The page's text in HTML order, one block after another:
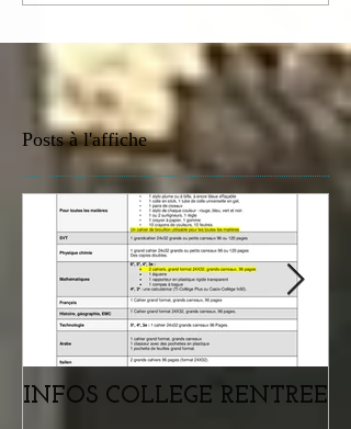
Posts à l'affiche
INFOS COLLEGE RENTREE